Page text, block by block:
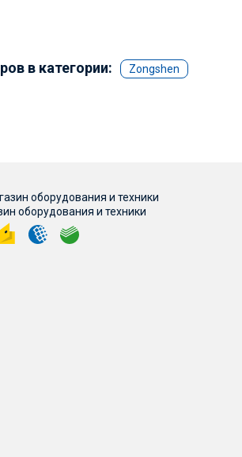
в категории: Zongshen
оборудования и техники